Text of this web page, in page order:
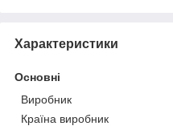
Характеристики
Основні
Виробник
Країна виробник